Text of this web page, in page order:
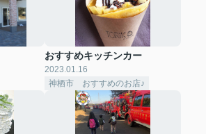
おすすめキッチンカー
2023.01.16
神栖市 おすすめのお店♪